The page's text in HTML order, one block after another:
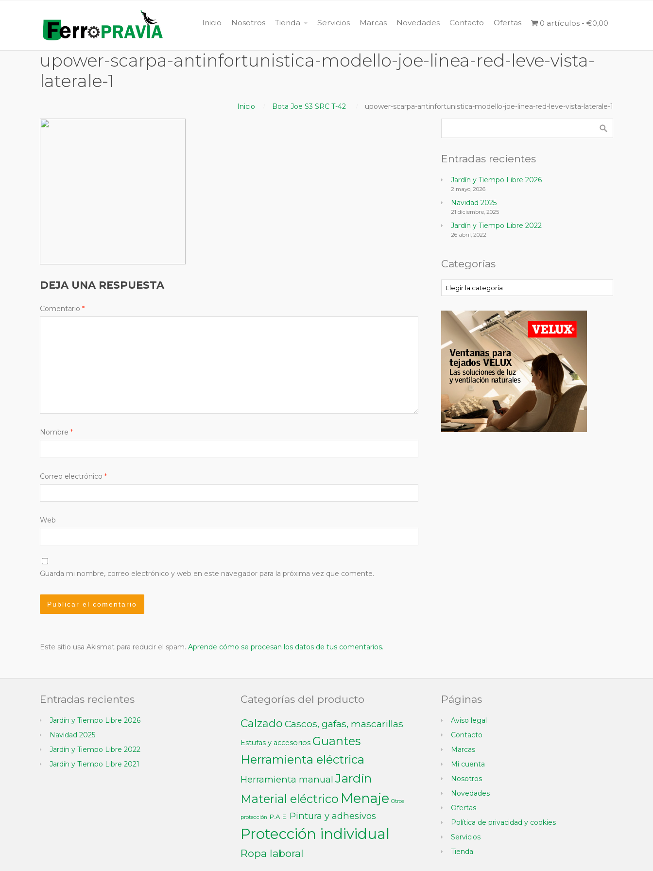
Inicio Nosotros Tienda Servicios Marcas Novedades Contacto Ofertas 0 artículos €0,00
upower-scarpa-antinfortunistica-modello-joe-linea-red-leve-vista-
laterale-1
Inicio Bota Joe S3 SRC T-42 upower-scarpa-antinfortunistica-modello-joe-linea-red-leve-vista-laterale-1
DEJA UNA RESPUESTA
Comentario *
Nombre *
Correo electrónico *
Web
Guarda mi nombre, correo electrónico y web en este navegador para la próxima vez que comente.
Este sitio usa Akismet para reducir el spam. Aprende cómo se procesan los datos de tus comentarios.
Entradas recientes
Jardín y Tiempo Libre 2026
2 mayo, 2026
Navidad 2025
21 diciembre, 2025
Jardín y Tiempo Libre 2022
26 abril, 2022
Categorías
Categorías
Entradas recientes
Jardín y Tiempo Libre 2026
Navidad 2025
Jardín y Tiempo Libre 2022
Jardín y Tiempo Libre 2021
Categorías del producto
Calzado Cascos, gafas, mascarillas
Estufas y accesorios Guantes
Herramienta eléctrica
Herramienta manual Jardín
Material eléctrico Menaje Otros
protección P.A.E. Pintura y adhesivos
Protección individual
Ropa laboral
Páginas
Aviso legal
Contacto
Marcas
Mi cuenta
Nosotros
Novedades
Ofertas
Política de privacidad y cookies
Servicios
Tienda